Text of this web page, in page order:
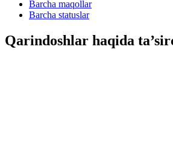
Barcha maqollar
Barcha statuslar
Qarindoshlar haqida